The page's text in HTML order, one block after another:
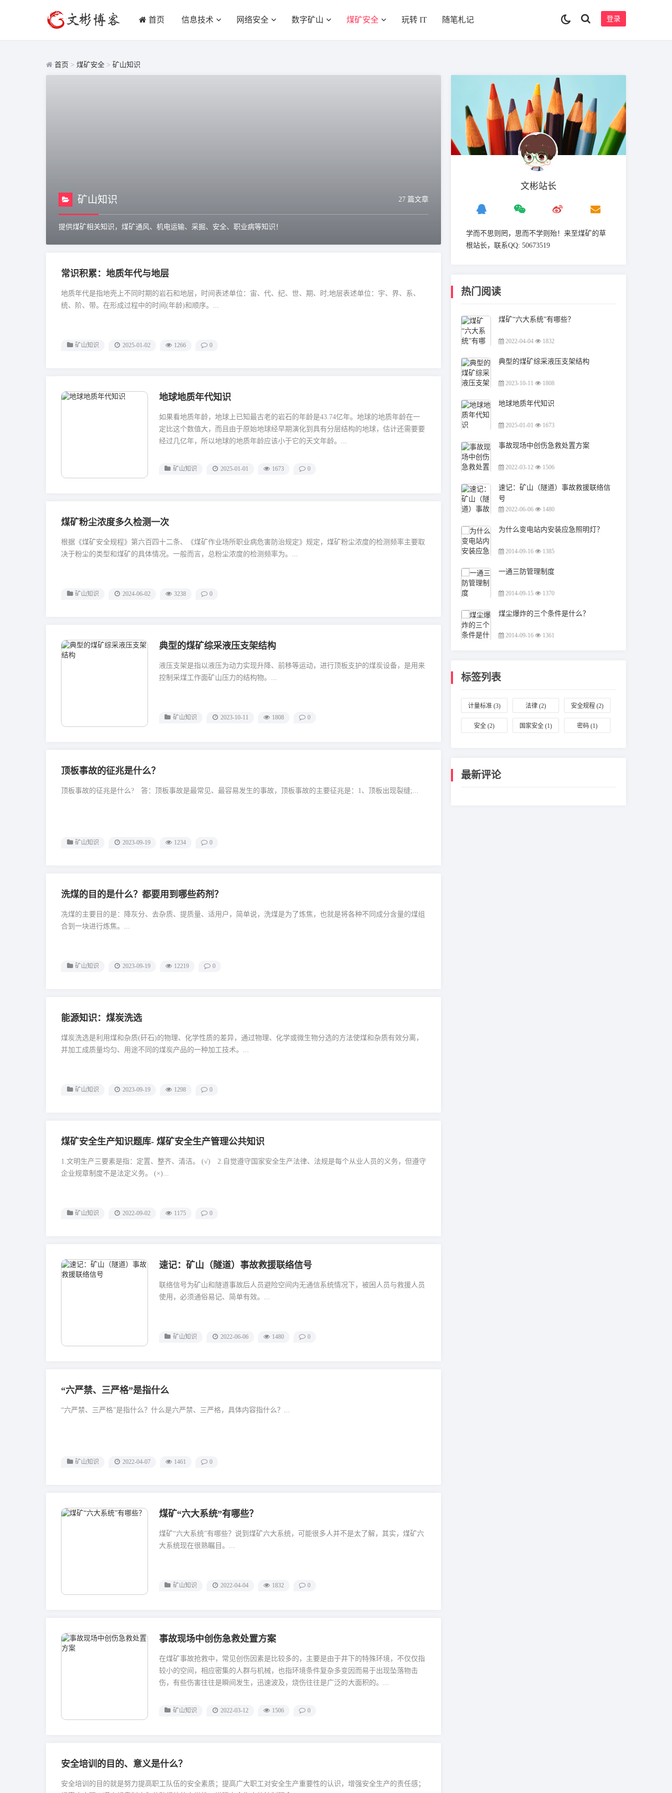
首页 信息技术 网络安全 数字矿山 煤矿安全 玩转 IT 随笔札记 登录
首页 > 煤矿安全 > 矿山知识
矿山知识 27 篇文章
提供煤矿相关知识，煤矿通风、机电运输、采掘、安全、职业病等知识！
常识积累：地质年代与地层
地质年代是指地壳上不同时期的岩石和地层，时间表述单位：宙、代、纪、世、期、时;地层表述单位：宇、界、系、
统、阶、带。在形成过程中的时间(年龄)和顺序。...
矿山知识 2025-01-02 1266 0
地球地质年代知识
如果看地质年龄，地球上已知最古老的岩石的年龄是43.74亿年。地球的地质年龄在一
定比这个数值大，而且由于原始地球经早期演化到具有分层结构的地球，估计还需要要
经过几亿年，所以地球的地质年龄应该小于它的天文年龄。...
矿山知识 2025-01-01 1673 0
煤矿粉尘浓度多久检测一次
根据《煤矿安全规程》第六百四十二条、《煤矿作业场所职业病危害防治规定》规定，煤矿粉尘浓度的检测频率主要取
决于粉尘的类型和煤矿的具体情况。一般而言，总粉尘浓度的检测频率为。...
矿山知识 2024-06-02 3238 0
典型的煤矿综采液压支架结构
液压支架是指以液压为动力实现升降、前移等运动，进行顶板支护的煤炭设备，是用来
控制采煤工作面矿山压力的结构物。...
矿山知识 2023-10-11 1808 0
顶板事故的征兆是什么？
顶板事故的征兆是什么? 答：顶板事故是最常见、最容易发生的事故，顶板事故的主要征兆是：1、顶板出现裂缝;...
矿山知识 2023-09-19 1234 0
洗煤的目的是什么？都要用到哪些药剂？
冼煤的主要目的是：降灰分、去杂质、提质量、适用户，简单说，洗煤是为了炼焦，也就是将各种不同成分含量的煤组
合到一块进行炼焦。...
矿山知识 2023-09-19 12219 0
能源知识：煤炭洗选
煤炭洗选是利用煤和杂质(矸石)的物理、化学性质的差异，通过物理、化学或微生物分选的方法使煤和杂质有效分离，
并加工成质量均匀、用途不同的煤炭产品的一种加工技术。...
矿山知识 2023-09-19 1298 0
煤矿安全生产知识题库- 煤矿安全生产管理公共知识
1.文明生产三要素是指：定置、整齐、清洁。 (√) 2.自觉遵守国家安全生产法律、法规是每个从业人员的义务，但遵守
企业规章制度不是法定义务。 (×)...
矿山知识 2022-09-02 1175 0
速记：矿山（隧道）事故救援联络信号
联络信号为矿山和隧道事故后人员避险空间内无通信系统情况下，被困人员与救援人员
使用，必须通俗易记、简单有效。...
矿山知识 2022-06-06 1480 0
“六严禁、三严格”是指什么
“六严禁、三严格”是指什么？什么是六严禁、三严格，具体内容指什么？...
矿山知识 2022-04-07 1461 0
煤矿“六大系统”有哪些？
煤矿“六大系统”有哪些？说到煤矿六大系统，可能很多人并不是太了解，其实，煤矿六
大系统现在很熟瞩目。...
矿山知识 2022-04-04 1832 0
事故现场中创伤急救处置方案
在煤矿事故抢救中，常见创伤因素是比较多的，主要是由于井下的特殊环境，不仅仅指
较小的空间，相应密集的人群与机械，也指环境条件复杂多变因而易于出现坠落物击
伤，有些伤害往往是瞬间发生，迅速波及，烧伤往往是广泛的大面积的。...
矿山知识 2022-03-12 1506 0
安全培训的目的、意义是什么？
安全培训的目的就是努力提高职工队伍的安全素质；提高广大职工对安全生产重要性的认识，增强安全生产的责任感；
文彬站长
学而不思则罔，思而不学则殆！来至煤矿的草
根站长，联系QQ: 50673519
热门阅读
煤矿“六大系统”有哪些？
2022-04-04 1832
典型的煤矿综采液压支架结构
2023-10-11 1808
地球地质年代知识
2025-01-01 1673
事故现场中创伤急救处置方案
2022-03-12 1506
速记：矿山（隧道）事故救援联络信
号
2022-06-06 1480
为什么变电站内安装应急照明灯？
2014-09-16 1385
一通三防管理制度
2014-09-15 1370
煤尘爆炸的三个条件是什么？
2014-09-16 1361
标签列表
计量标准 (3) 法律 (2) 安全规程 (2)
安全 (2) 国家安全 (1) 密码 (1)
最新评论